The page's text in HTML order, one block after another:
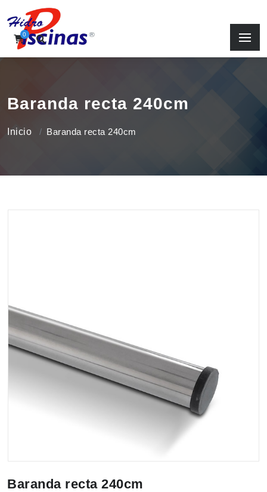
0
Baranda recta 240cm
Inicio Baranda recta 240cm
Baranda recta 240cm